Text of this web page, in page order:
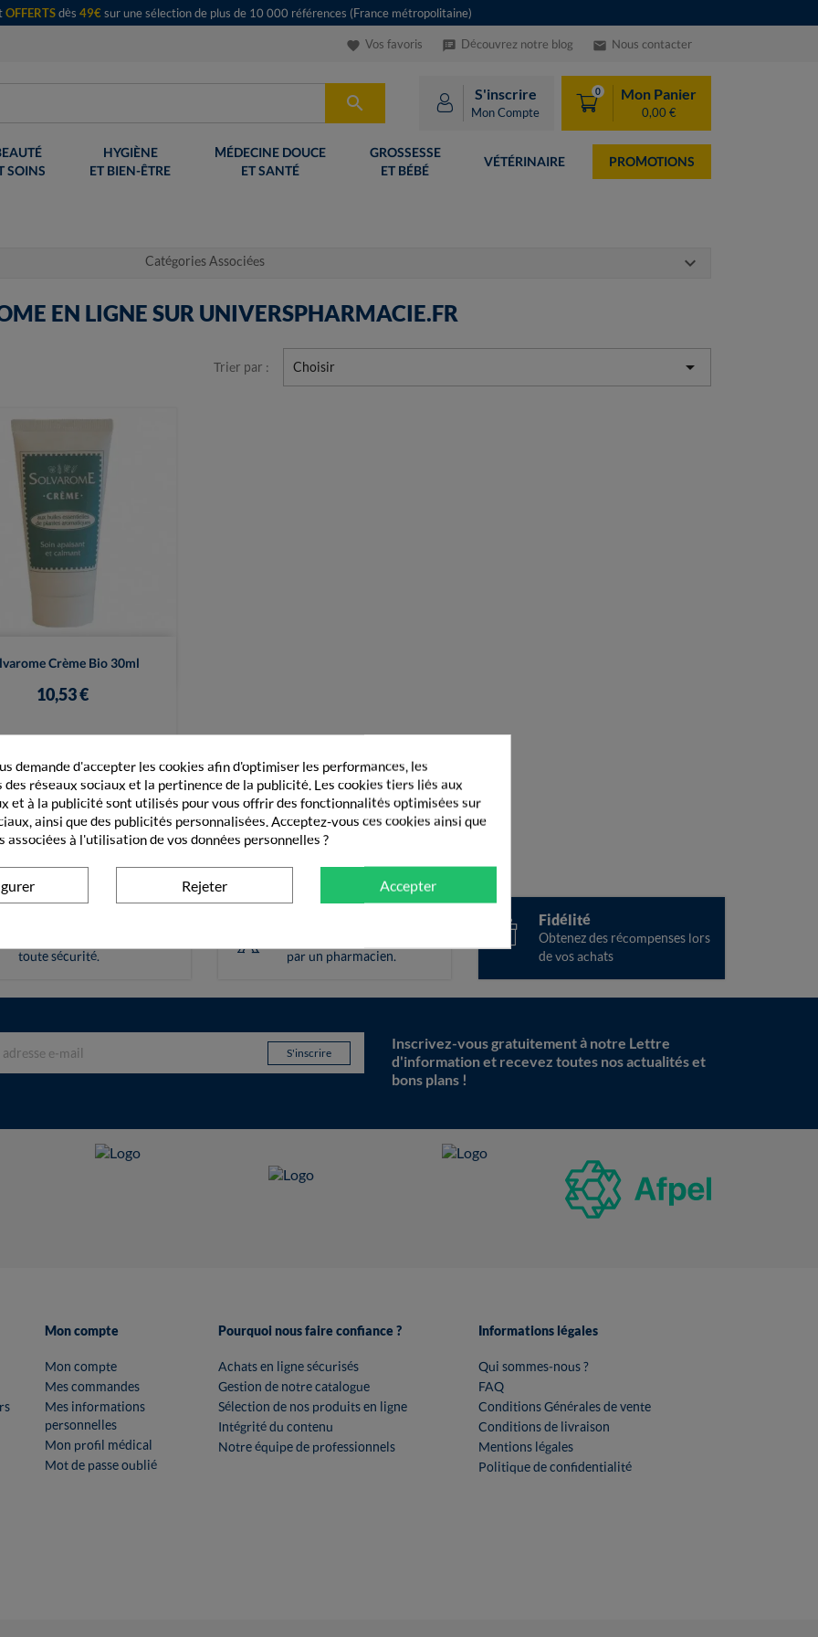
OFFERTSdès 49€sur une sélection de plus de 10 000 références (France métropolitaine)
favorite Vos favoris speaker_notes Découvrez notre blog email Nous contacter
 S'inscrire
Mon Compte
0 Mon Panier
0,00 €
SOINS
HYGIÈNE
ET BIEN-ÊTRE
MÉDECINE DOUCE
ET SANTÉ
GROSSESSE
ET BÉBÉ
VÉTÉRINAIRE PROMOTIONS
Catégories Associées expand_more
EN LIGNE SUR UNIVERSPHARMACIE.FR
Trier par : Choisir 
Crème Bio 30ml
10,53 €
 Vue rapide
toute sécurité.
par un pharmacien.
Fidélité
Obtenez des récompenses lors
de vos achats
Inscrivez-vous gratuitement à notre Lettre
d'information et recevez toutes nos actualités et
bons plans !
Mon compte
Mon compte
Mes commandes
Mes informations
personnelles
Mon profil médical
Mot de passe oublié
Pourquoi nous faire confiance ?
Achats en ligne sécurisés
Gestion de notre catalogue
Sélection de nos produits en ligne
Intégrité du contenu
Notre équipe de professionnels
Informations légales
Qui sommes-nous ?
FAQ
Conditions Générales de vente
Conditions de livraison
Mentions légales
Politique de confidentialité
demande d'accepter les cookies afin d'optimiser les performances, les
réseaux sociaux et la pertinence de la publicité. Les cookies tiers liés aux
et à la publicité sont utilisés pour vous offrir des fonctionnalités optimisées sur
ainsi que des publicités personnalisées. Acceptez-vous ces cookies ainsi que
associées à l'utilisation de vos données personnelles ?
Rejeter Accepter